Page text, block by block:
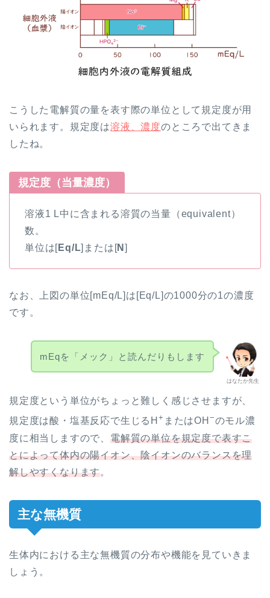
こうした電解質の量を表す際の単位として規定度が用
いられます。規定度は溶液、濃度のところで出てきま
したね。
規定度（当量濃度）
溶液1 L中に含まれる溶質の当量（equivalent）
数。
単位は[Eq/L] または[N]
なお、上図の単位[mEq/L]は[Eq/L]の1000分の1の濃度
です。
はなたか先生
mEqを「メック」と読んだりもします
規定度という単位がちょっと難しく感じさせますが、
規定度は酸・塩基反応で生じるH+ またはOH −のモル濃
度に相当しますので、 電解質の単位を規定度で表すこ
とによって体内の陽イオン、陰イオンのバランスを理
解しやすくなります。
主な無機質
生体内における主な無機質の分布や機能を見ていきま
しょう。